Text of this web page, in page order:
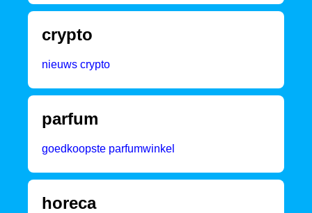
crypto
nieuws crypto
parfum
goedkoopste parfumwinkel
horeca